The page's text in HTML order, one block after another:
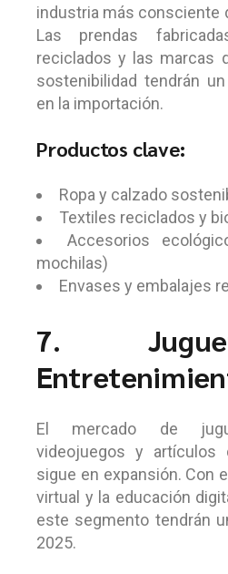
industria más consciente
Las prendas
reciclados y las marcas
sostenibilidad tendrán
en la importación.
Productos clave:
Ropa y calzado
Textiles reciclados y
Accesorios
mochilas)
Envases y embalajes
7.
El mercado de
videojuegos y artículos
sigue en expansión. Con
virtual y la educación
este segmento tendrán
2025.